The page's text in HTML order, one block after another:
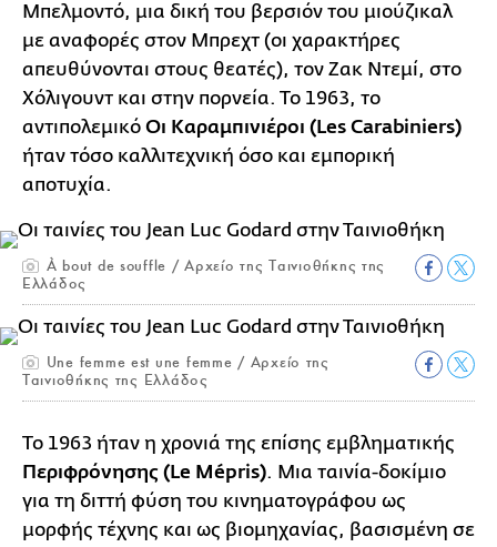
Μπελμοντό, μια δική του βερσιόν του μιούζικαλ
με αναφορές στον Μπρεχτ (οι χαρακτήρες
απευθύνονται στους θεατές), τον Ζακ Ντεμί, στο
Χόλιγουντ και στην πορνεία. Το 1963, το
αντιπολεμικό Οι Καραμπινιέροι (Les Carabiniers)
ήταν τόσο καλλιτεχνική όσο και εμπορική
αποτυχία.
À bout de souffle / Αρχείο της Ταινιοθήκης της
Ελλάδος
Une femme est une femme / Αρχείο της
Ταινιοθήκης της Ελλάδος
Το 1963 ήταν η χρονιά της επίσης εμβληματικής
Περιφρόνησης (Le Mépris). Μια ταινία-δοκίμιο
για τη διττή φύση του κινηματογράφου ως
μορφής τέχνης και ως βιομηχανίας, βασισμένη σε